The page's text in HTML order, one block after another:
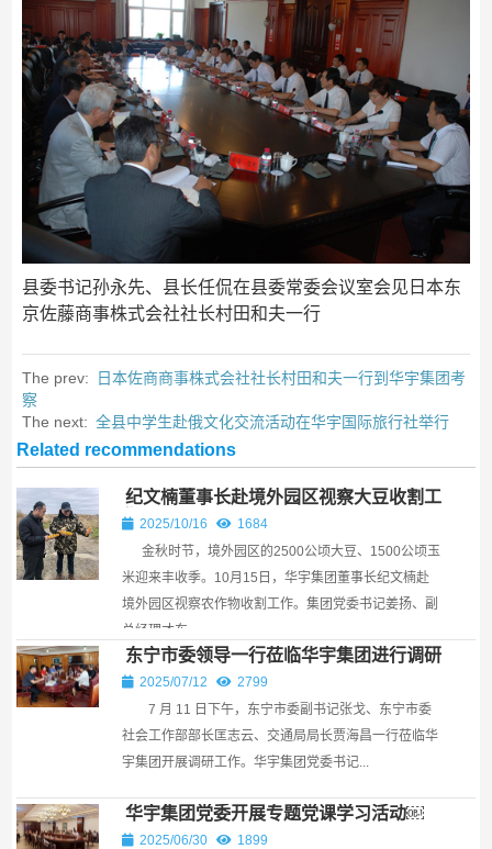
县委书记孙永先、县长任侃在县委常委会议室会见日本东
京佐藤商事株式会社社长村田和夫一行
The prev:
日本佐商商事株式会社社长村田和夫一行到华宇集团考
察
The next: 全县中学生赴俄文化交流活动在华宇国际旅行社举行
Related recommendations
纪文楠董事长赴境外园区视察大豆收割工
作2025/10/16
1684
金秋时节，境外园区的2500公顷大豆、1500公顷玉
米迎来丰收季。10月15日，华宇集团董事长纪文楠赴
境外园区视察农作物收割工作。集团党委书记姜扬、副
总经理才东...
东宁市委领导一行莅临华宇集团进行调研
￼2025/07/12
2799
7 月 11 日下午，东宁市委副书记张戈、东宁市委
社会工作部部长匡志云、交通局局长贾海昌一行莅临华
宇集团开展调研工作。华宇集团党委书记...
华宇集团党委开展专题党课学习活动￼
2025/06/30
1899